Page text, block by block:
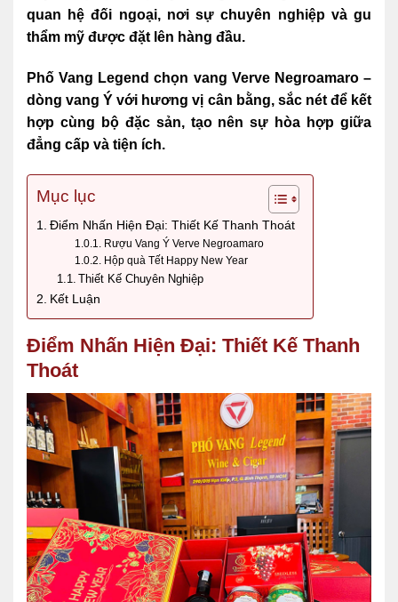
quan hệ đối ngoại, nơi sự chuyên nghiệp và gu
thẩm mỹ được đặt lên hàng đầu.
Phố Vang Legend chọn vang Verve Negroamaro –
dòng vang Ý với hương vị cân bằng, sắc nét để kết
hợp cùng bộ đặc sản, tạo nên sự hòa hợp giữa
đẳng cấp và tiện ích.
Mục lục
Điểm Nhấn Hiện Đại: Thiết Kế Thanh Thoát
Rượu Vang Ý Verve Negroamaro
Hộp quà Tết Happy New Year
Thiết Kế Chuyên Nghiệp
Kết Luận
Điểm Nhấn Hiện Đại: Thiết Kế Thanh
Thoát